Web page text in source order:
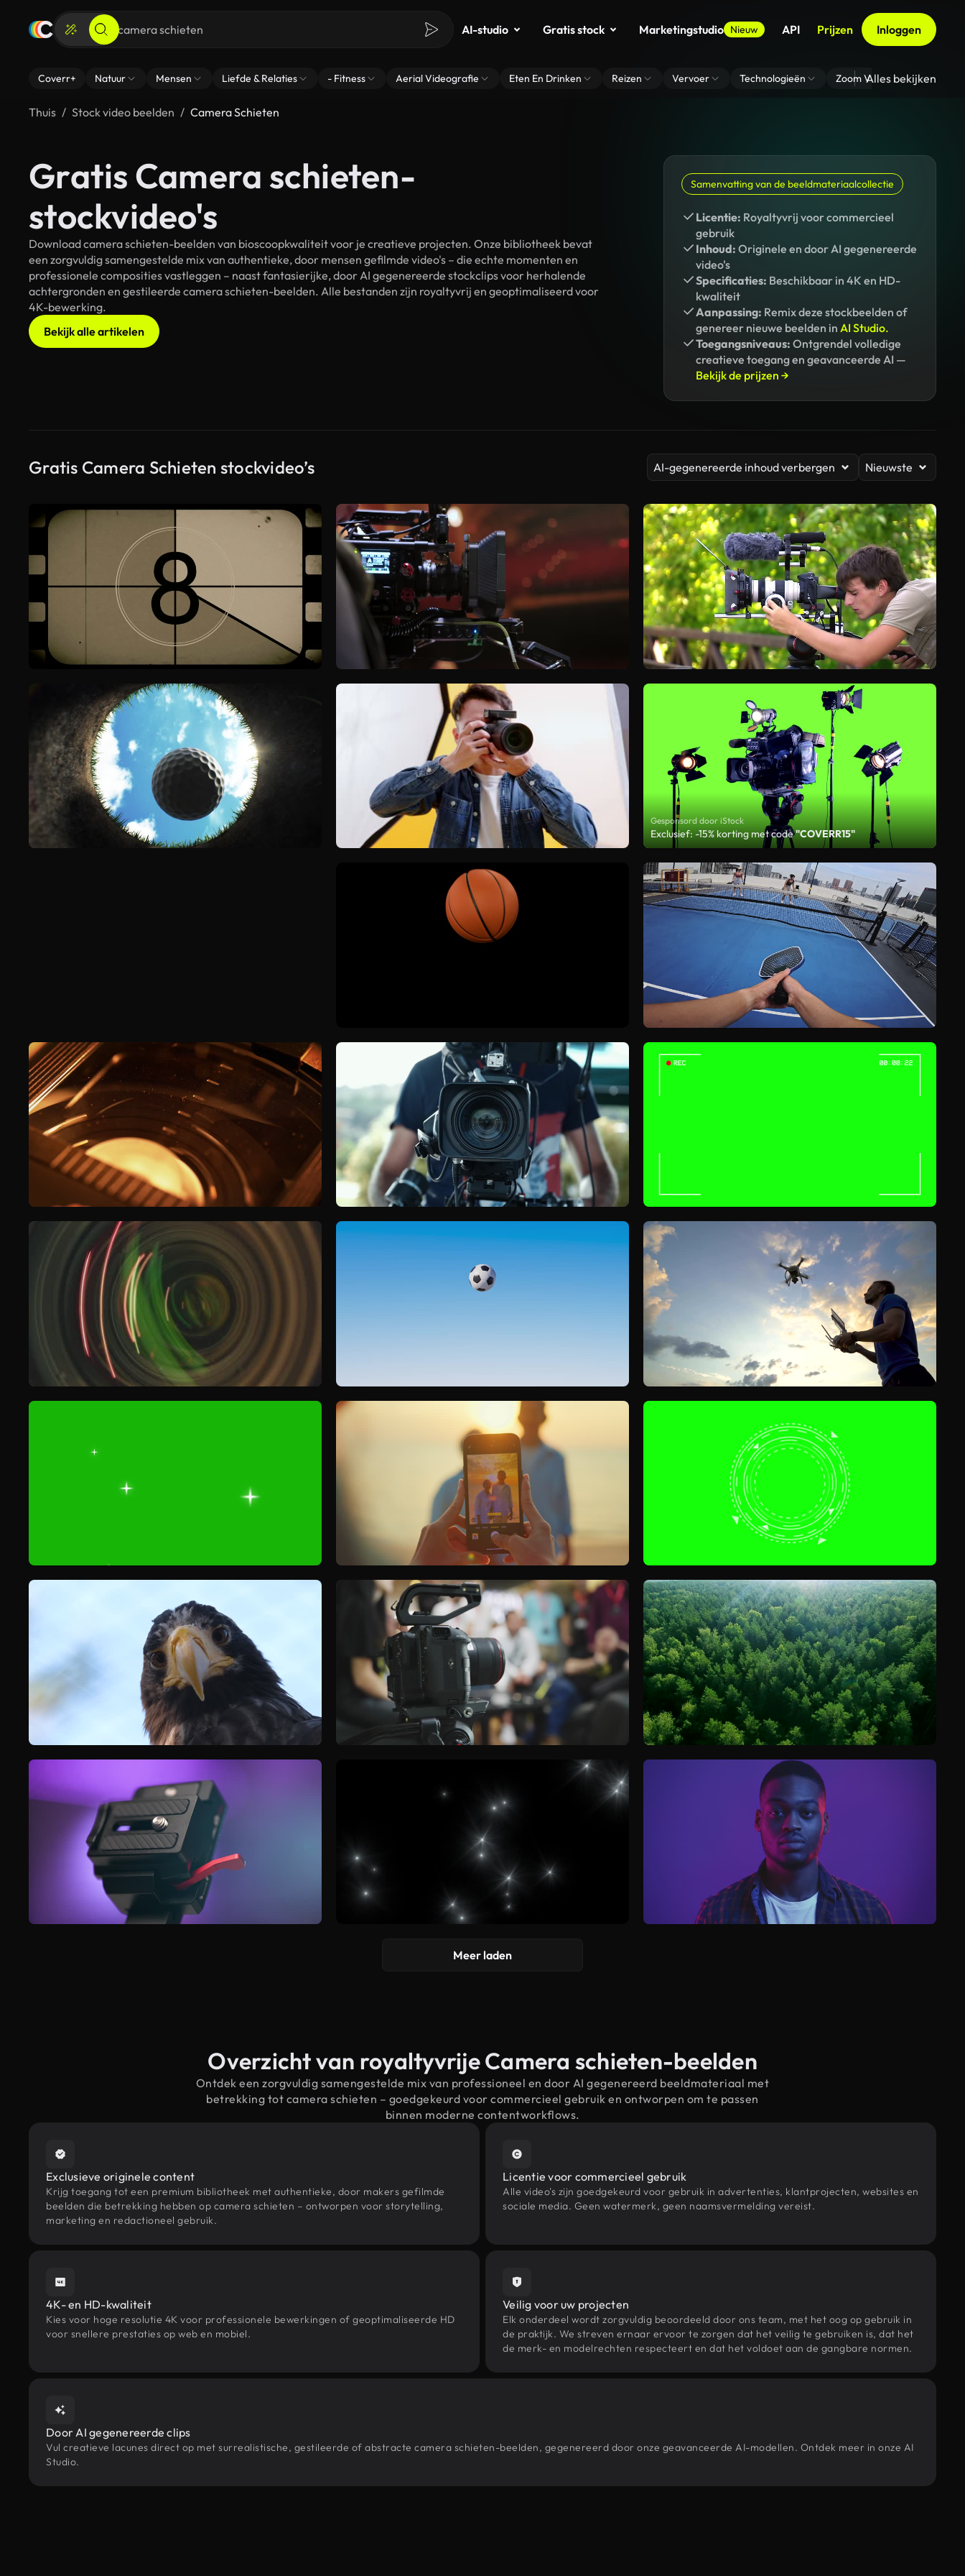
AI-studio Gratis stock Marketingstudio Nieuw API Prijzen Inloggen
Coverr+ Natuur Mensen Liefde & Relaties - Fitness Aerial Videografie Eten En Drinken Reizen Vervoer Technologieën Zoom Virtuele
Alles bekijken
Thuis Stock video beelden Camera Schieten
Gratis Camera schieten-
stockvideo's
Download camera schieten-beelden van bioscoopkwaliteit voor je creatieve projecten. Onze bibliotheek bevat
een zorgvuldig samengestelde mix van authentieke, door mensen gefilmde video's – die echte momenten en
professionele composities vastleggen – naast fantasierijke, door AI gegenereerde stockclips voor herhalende
achtergronden en gestileerde camera schieten-beelden. Alle bestanden zijn royaltyvrij en geoptimaliseerd voor
4K-bewerking.
Bekijk alle artikelen
Samenvatting van de beeldmateriaalcollectie
Licentie: Royaltyvrij voor commercieel
gebruik
Inhoud: Originele en door AI gegenereerde
video's
Specificaties: Beschikbaar in 4K en HD-
kwaliteit
Aanpassing: Remix deze stockbeelden of
genereer nieuwe beelden in AI Studio.
Toegangsniveaus: Ontgrendel volledige
creatieve toegang en geavanceerde AI —
Bekijk de prijzen →
Gratis Camera Schieten stockvideo’s AI-gegenereerde inhoud verbergen Nieuwste
Gesponsord door iStock
Exclusief: -15% korting met code"COVERR15"
Meer laden
Overzicht van royaltyvrije Camera schieten-beelden
Ontdek een zorgvuldig samengestelde mix van professioneel en door AI gegenereerd beeldmateriaal met
betrekking tot camera schieten – goedgekeurd voor commercieel gebruik en ontworpen om te passen
binnen moderne contentworkflows.
Exclusieve originele content
Krijg toegang tot een premium bibliotheek met authentieke, door makers gefilmde
beelden die betrekking hebben op camera schieten – ontworpen voor storytelling,
marketing en redactioneel gebruik.
Licentie voor commercieel gebruik
Alle video's zijn goedgekeurd voor gebruik in advertenties, klantprojecten, websites en
sociale media. Geen watermerk, geen naamsvermelding vereist.
4K- en HD-kwaliteit
Kies voor hoge resolutie 4K voor professionele bewerkingen of geoptimaliseerde HD
voor snellere prestaties op web en mobiel.
Veilig voor uw projecten
Elk onderdeel wordt zorgvuldig beoordeeld door ons team, met het oog op gebruik in
de praktijk. We streven ernaar ervoor te zorgen dat het veilig te gebruiken is, dat het
de merk- en modelrechten respecteert en dat het voldoet aan de gangbare normen.
Door AI gegenereerde clips
Vul creatieve lacunes direct op met surrealistische, gestileerde of abstracte camera schieten-beelden, gegenereerd door onze geavanceerde AI-modellen. Ontdek meer in onze AI
Studio.